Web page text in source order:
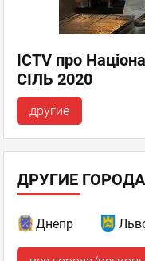
ICTV про
СІЛЬ 2020
другие
ДРУГИЕ ГОРОДА
Днепр